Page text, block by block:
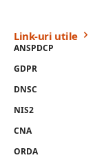
Link-uri utile
ANSPDCP
GDPR
DNSC
NIS2
CNA
ORDA